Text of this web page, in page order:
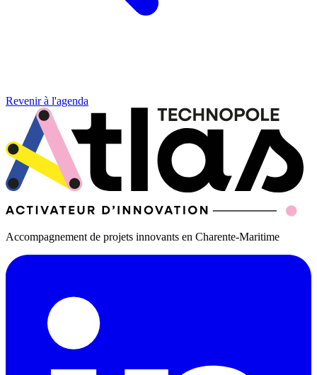
Revenir à l'agenda
Accompagnement de projets innovants en Charente-Maritime